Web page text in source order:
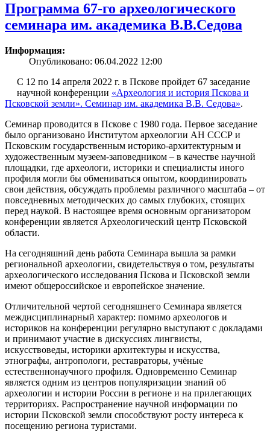
Программа 67-го археологического
семинара им. академика В.В.Седова
Информация:
Опубликовано: 06.04.2022 12:00
С 12 по 14 апреля 2022 г. в Пскове пройдет 67 заседание
научной конференции «Археология и история Пскова и
Псковской земли». Семинар им. академика В.В. Седова».
Семинар проводится в Пскове с 1980 года. Первое заседание
было организовано Институтом археологии АН СССР и
Псковским государственным историко-архитектурным и
художественным музеем-заповедником – в качестве научной
площадки, где археологи, историки и специалисты иного
профиля могли бы обмениваться опытом, координировать
свои действия, обсуждать проблемы различного масштаба – от
повседневных методических до самых глубоких, стоящих
перед наукой. В настоящее время основным организатором
конференции является Археологический центр Псковской
области.
На сегодняшний день работа Семинара вышла за рамки
региональной археологии, свидетельствуя о том, результаты
археологического исследования Пскова и Псковской земли
имеют общероссийское и европейское значение.
Отличительной чертой сегодняшнего Семинара является
междисциплинарный характер: помимо археологов и
историков на конференции регулярно выступают с докладами
и принимают участие в дискуссиях лингвисты,
искусствоведы, историки архитектуры и искусства,
этнографы, антропологи, реставраторы, учёные
естественнонаучного профиля. Одновременно Семинар
является одним из центров популяризации знаний об
археологии и истории России в регионе и на прилегающих
территориях. Распространение научной информации по
истории Псковской земли способствуют росту интереса к
посещению региона туристами.